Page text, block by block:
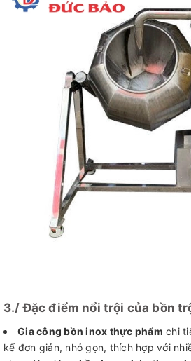
3./ Đặc điểm nổi trội của bồn
Gia công bồn inox thực phẩm chi
kế đơn giản, nhỏ gọn, thích hợp với